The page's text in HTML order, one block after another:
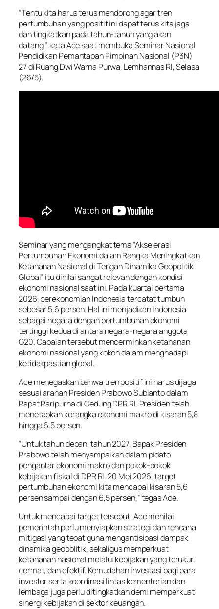
“Tentu kita harus terus mendorong agar tren
pertumbuhan yang positif ini dapat terus kita jaga
dan tingkatkan pada tahun-tahun yang akan
datang,” kata Ace saat membuka Seminar Nasional
Pendidikan Pemantapan Pimpinan Nasional (P3N)
27 di Ruang Dwi Warna Purwa, Lemhannas RI, Selasa
(26/5).
Seminar yang mengangkat tema “Akselerasi
Pertumbuhan Ekonomi dalam Rangka Meningkatkan
Ketahanan Nasional di Tengah Dinamika Geopolitik
Global” itu dinilai sangat relevan dengan kondisi
ekonomi nasional saat ini. Pada kuartal pertama
2026, perekonomian Indonesia tercatat tumbuh
sebesar 5,6 persen. Hal ini menjadikan Indonesia
sebagai negara dengan pertumbuhan ekonomi
tertinggi kedua di antara negara-negara anggota
G20. Capaian tersebut mencerminkan ketahanan
ekonomi nasional yang kokoh dalam menghadapi
ketidakpastian global.
Ace menegaskan bahwa tren positif ini harus dijaga
sesuai arahan Presiden Prabowo Subianto dalam
Rapat Paripurna di Gedung DPR RI. Presiden telah
menetapkan kerangka ekonomi makro di kisaran 5,8
hingga 6,5 persen.
“Untuk tahun depan, tahun 2027, Bapak Presiden
Prabowo telah menyampaikan dalam pidato
pengantar ekonomi makro dan pokok-pokok
kebijakan fiskal di DPR RI, 20 Mei 2026, target
pertumbuhan ekonomi kita mencapai kisaran 5,6
persen sampai dengan 6,5 persen,” tegas Ace.
Untuk mencapai target tersebut, Ace menilai
pemerintah perlu menyiapkan strategi dan rencana
mitigasi yang tepat guna mengantisipasi dampak
dinamika geopolitik, sekaligus memperkuat
ketahanan nasional melalui kebijakan yang terukur,
cermat, dan efektif. Kemudahan investasi bagi para
investor serta koordinasi lintas kementerian dan
lembaga juga perlu ditingkatkan demi memperkuat
sinergi kebijakan di sektor keuangan.